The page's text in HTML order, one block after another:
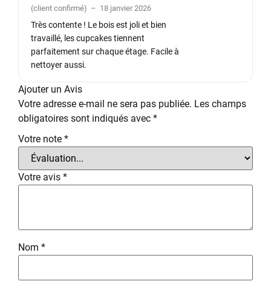
(client confirmé) – 18 janvier 2026
Très contente ! Le bois est joli et bien
travaillé, les cupcakes tiennent
parfaitement sur chaque étage. Facile à
nettoyer aussi.
Ajouter un Avis
Votre adresse e-mail ne sera pas publiée. Les champs
obligatoires sont indiqués avec *
Votre note *
Votre avis *
Nom *